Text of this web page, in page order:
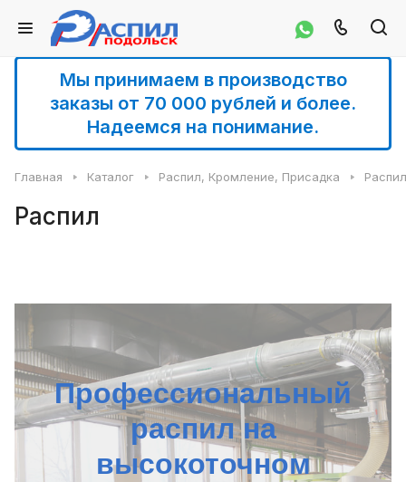
Мы принимаем в производство
заказы от 70 000 рублей и более.
Надеемся на понимание.
Главная Каталог Распил, Кромление, Присадка Распил
Распил
Профессиональный
распил на
высокоточном